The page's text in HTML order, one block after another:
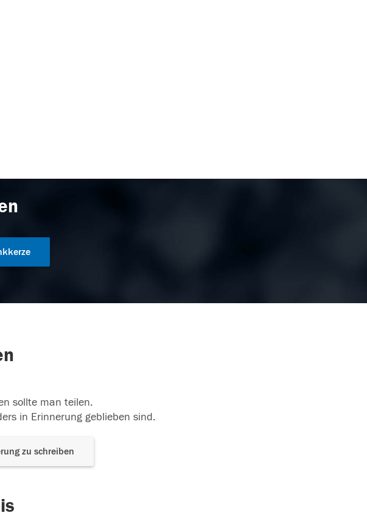
sollte man teilen.
in Erinnerung geblieben sind.
zu schreiben